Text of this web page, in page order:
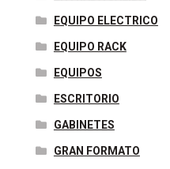
EQUIPO ELECTRICO
EQUIPO RACK
EQUIPOS
ESCRITORIO
GABINETES
GRAN FORMATO